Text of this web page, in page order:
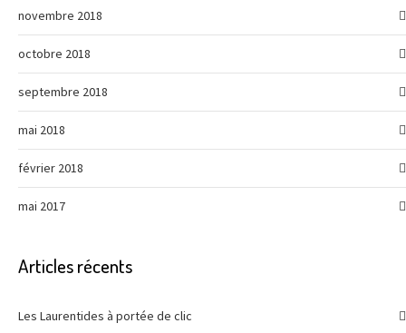
novembre 2018
octobre 2018
septembre 2018
mai 2018
février 2018
mai 2017
Articles récents
Les Laurentides à portée de clic